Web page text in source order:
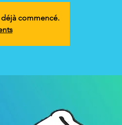
commencé.